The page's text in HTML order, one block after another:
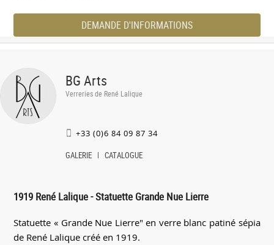
DEMANDE D'INFORMATIONS
BG Arts
Verreries de René Lalique
+33 (0)6 84 09 87 34
GALERIE CATALOGUE
1919 René Lalique - Statuette Grande Nue Lierre
Statuette « Grande Nue Lierre" en verre blanc patiné sépia
de René Lalique créé en 1919.